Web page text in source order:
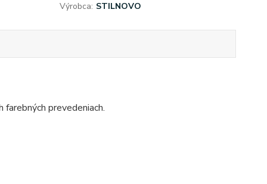
Výrobca: STILNOVO
prevedeniach.